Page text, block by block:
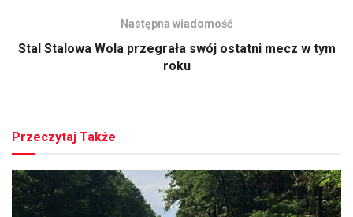
Następna wiadomość
Stal Stalowa Wola przegrała swój ostatni mecz w tym
roku
Przeczytaj Także